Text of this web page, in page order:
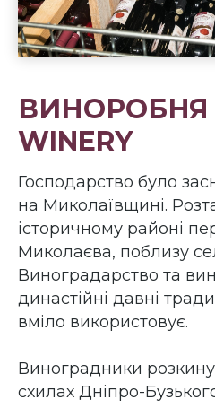
ВИНОРОБНЯ
WINERY
Господарство було
на Миколаївщині.
історичному районі
Миколаєва, поблизу
Виноградарство та
династійні давні
вміло використовує.
Виноградники
схилах Дніпро-